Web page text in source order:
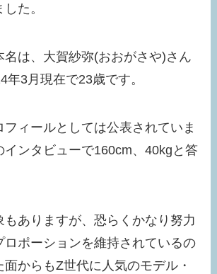
た。
名は、大賀紗弥(おおがさや)さん
年3月現在で23歳です。
ィールとしては公表されていま
インタビューで160cm、40kgと答
もありますが、恐らくかなり努力
ロポーションを維持されているの
からもZ世代に人気のモデル・